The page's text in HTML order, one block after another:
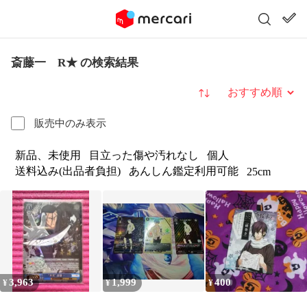
斎藤一 R★ の検索結果
販売中のみ表示
並び替え
新品、未使用 目立った傷や汚れなし
個人
送料込み(出品者負担)
あんしん鑑定利用可能 25cm
¥3,963 ¥1,999 ¥400